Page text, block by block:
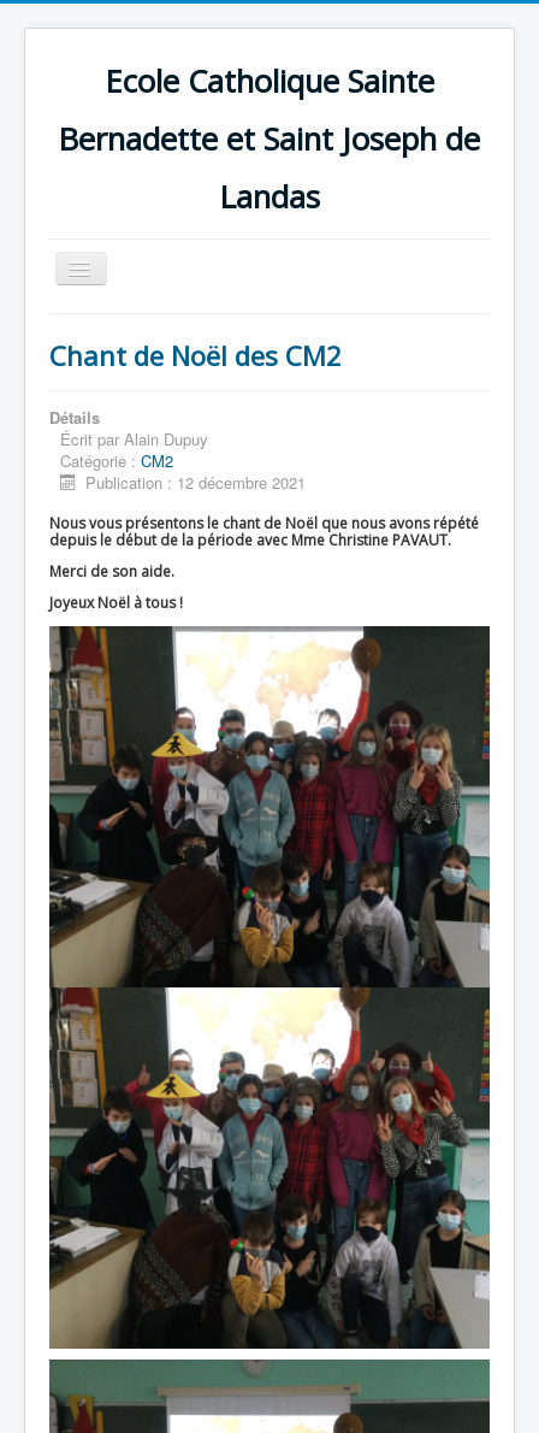
Ecole Catholique Sainte
Bernadette et Saint Joseph de
Landas
Basculer
la
Accueil
L'Ecole
La vie dans les classes
Infos pratiques
Les associations
Chant de Noël des CM2
Détails
Écrit par Alain Dupuy
Catégorie : CM2
Publication : 12 décembre 2021
Nous vous présentons le chant de Noël que nous avons répété
depuis le début de la période avec Mme Christine PAVAUT.
Merci de son aide.
Joyeux Noël à tous !